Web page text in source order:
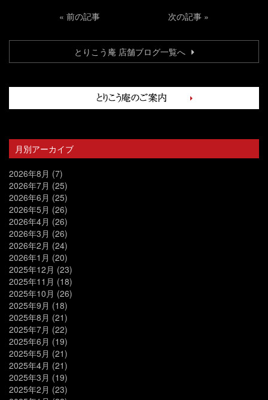
« 前の記事 次の記事 »
とりこう庵 店舗ブログ一覧へ
月別アーカイブ
2026年8月 (7)
2026年7月 (25)
2026年6月 (25)
2026年5月 (26)
2026年4月 (26)
2026年3月 (26)
2026年2月 (24)
2026年1月 (20)
2025年12月 (23)
2025年11月 (18)
2025年10月 (26)
2025年9月 (18)
2025年8月 (21)
2025年7月 (22)
2025年6月 (19)
2025年5月 (21)
2025年4月 (21)
2025年3月 (19)
2025年2月 (23)